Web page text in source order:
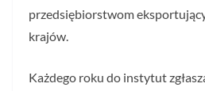
przedsiębiorstwom
krajów.
Każdego roku do instytut